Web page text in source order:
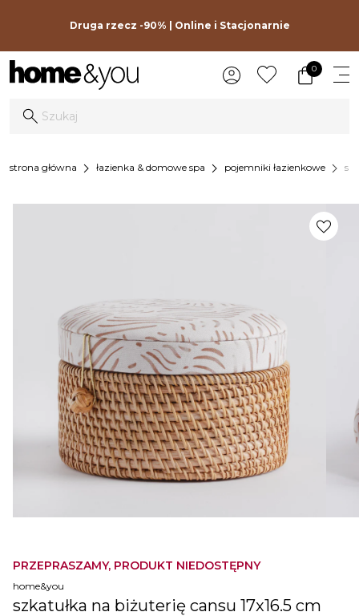
Druga rzecz -90% | Online i Stacjonarnie
0
strona główna chevron_right łazienka & domowe spa chevron_right pojemniki łazienkowe chevron_right
PRZEPRASZAMY, PRODUKT NIEDOSTĘPNY
home&you
szkatułka na biżuterię cansu 17x16.5 cm
favorite